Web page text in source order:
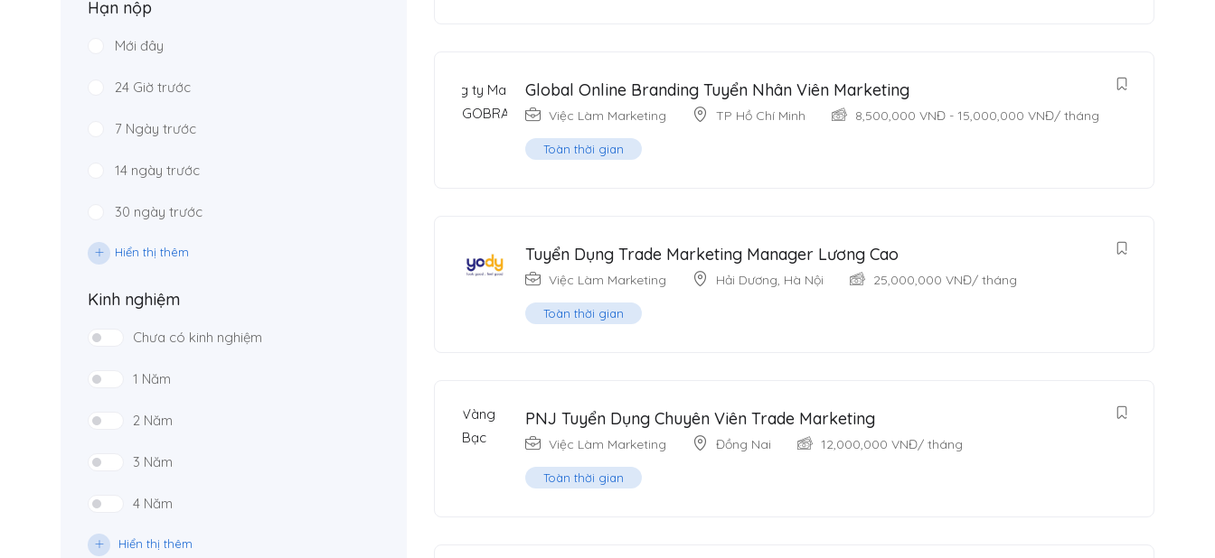
Hạn nộp
Mới đây
24 Giờ trước
7 Ngày trước
14 ngày trước
30 ngày trước
Hiển thị thêm
Kinh nghiệm
Chưa có kinh nghiệm
1 Năm
2 Năm
3 Năm
4 Năm
Hiển thị thêm
Global Online Branding Tuyển Nhân Viên Marketing
Việc Làm Marketing TP Hồ Chí Minh 8,500,000 VNĐ - 15,000,000 VNĐ/ tháng
Toàn thời gian
Tuyển Dụng Trade Marketing Manager Lương Cao
Việc Làm Marketing Hải Dương, Hà Nội 25,000,000 VNĐ/ tháng
Toàn thời gian
PNJ Tuyển Dụng Chuyên Viên Trade Marketing
Việc Làm Marketing Đồng Nai 12,000,000 VNĐ/ tháng
Toàn thời gian